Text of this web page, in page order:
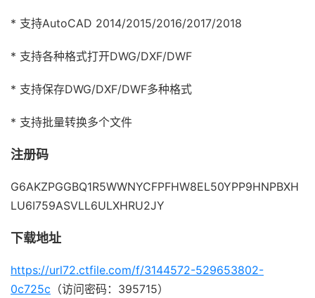
* 支持AutoCAD 2014/2015/2016/2017/2018
* 支持各种格式打开DWG/DXF/DWF
* 支持保存DWG/DXF/DWF多种格式
* 支持批量转换多个文件
注册码
G6AKZPGGBQ1R5WWNYCFPFHW8EL50YPP9HNPBXH
LU6I759ASVLL6ULXHRU2JY
下载地址
https://url72.ctfile.com/f/3144572-529653802-
0c725c （访问密码：395715）